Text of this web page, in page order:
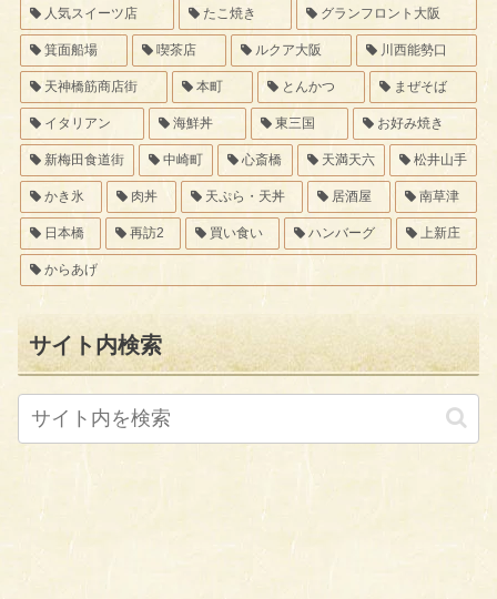
人気スイーツ店 たこ焼き グランフロント大阪
箕面船場 喫茶店 ルクア大阪 川西能勢口
天神橋筋商店街 本町 とんかつ まぜそば
イタリアン 海鮮丼 東三国 お好み焼き
新梅田食道街 中崎町 心斎橋 天満天六 松井山手
かき氷 肉丼 天ぷら・天丼 居酒屋 南草津
日本橋 再訪2 買い食い ハンバーグ 上新庄
からあげ
サイト内検索